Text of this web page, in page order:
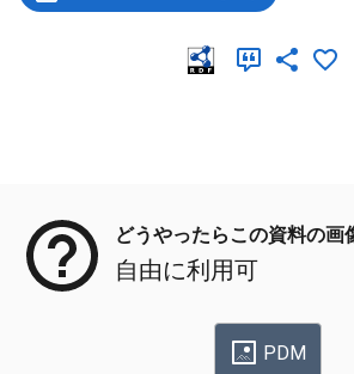
どうやったらこの資料の画
自由に利用可
PDM